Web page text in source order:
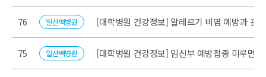
76 일산백병원 [대학병원 건강정보] 알레르기 비염 예방과 관
75 일산백병원 [대학병원 건강정보] 임신부 예방접종 미루면